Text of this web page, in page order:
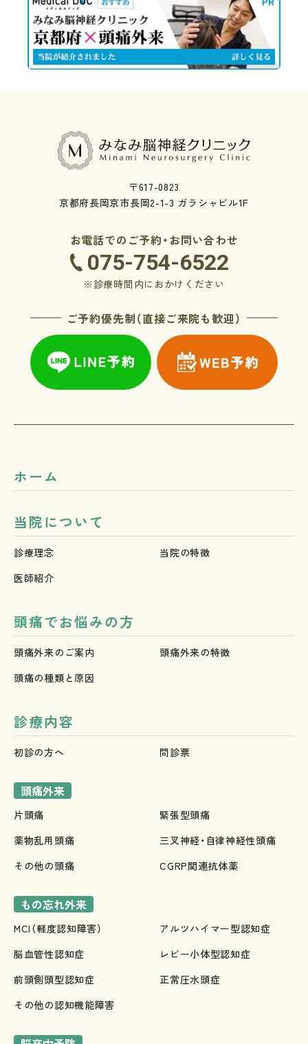
〒617-0823
京都府長岡京市長岡2-1-3 ガラシャビル1F
お電話でのご予約・お問い合わせ
075-754-6522
※診療時間内におかけください
ご予約優先制（直接ご来院も歓迎）
ホーム
当院について
診療理念
当院の特徴
医師紹介
頭痛でお悩みの方
頭痛外来のご案内
頭痛外来の特徴
頭痛の種類と原因
診療内容
初診の方へ 問診票
頭痛外来
片頭痛
緊張型頭痛
薬物乱用頭痛
三叉神経・自律神経性頭痛
その他の頭痛
CGRP関連抗体薬
もの忘れ外来
MCI（軽度認知障害）
アルツハイマー型認知症
脳血管性認知症
レビー小体型認知症
前頭側頭型認知症
正常圧水頭症
その他の認知機能障害